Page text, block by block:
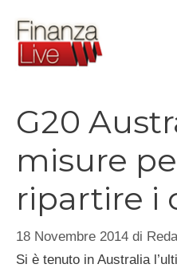
contenuto
G20
misure
ripartire i
18 Novembre 2014 di
Si è tenuto in Australia